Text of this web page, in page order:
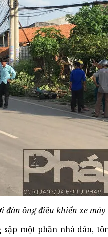
đàn ông điều khiển xe
một phần nhà dân,